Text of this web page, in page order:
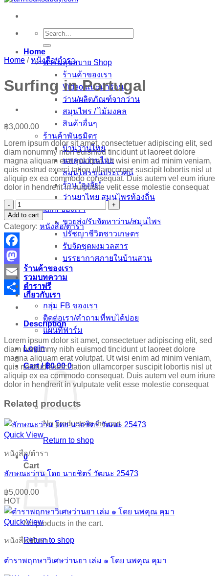
Search
for:
Home
ฟาร์มสุขสบาย Shop
ร้านค้าของเรา
Video แนะนำร้าน
ว่าน/ผลิตภัณฑ์จากว่าน
สมุนไพร / ไม้มงคล
สินค้าอื่นๆ
ร้านค้าพันธมิตร
บ้านว่านไทย
นพคุณว่านไทย
สมุนไพรขุนประเวศน์
ร้าน “ลุงจัย”
ว่านยาไทย สมุนไพรท้องถิ่น
farm ของเรา
ขายส่ง/รับจัดหาว่าน/สมุนไพร
ปรัชญาชีวิตชาวเกษตร
รับจัดชุดผงมวลสาร
บรรยากาศภายในบ้านสวน
ร้านค้าของเรา
รวมบทความ
ตำราฟรี
เกี่ยวกับเรา
กลุ่ม FB ของเรา
ติดต่อเรา/คำถามที่พบได้บ่อย
แผนที่ฟาร์ม
Login
Cart /฿0.00 0
No products in the cart.
Return to shop
0
Cart
No products in the cart.
Return to shop
Home / หนังสือ/ตำรา
Surfing in Portugal
฿3,000.00
Lorem ipsum dolor sit amet, consectetuer adipiscing elit, sed
diam nonummy nibh euismod tincidunt ut laoreet dolore
magna aliquam erat volutpat. Ut wisi enim ad minim veniam,
quis nostrud exerci tation ullamcorper suscipit lobortis nisl ut
aliquip ex ea commodo consequat. Duis autem vel eum iriure
dolor in hendrerit in vulputate velit esse molestie consequat
Surfing
in
Portugal
quantity
Add to cart
Category: หนังสือ/ตำรา
Facebook
Mastodon
Email
Description
Lorem ipsum dolor sit amet, consectetuer adipiscing elit, sed
diam nonummy nibh euismod tincidunt ut laoreet dolore
magna aliquam erat volutpat. Ut wisi enim ad minim veniam,
quis nostrud exerci tation ullamcorper suscipit lobortis nisl ut
aliquip ex ea commodo consequat. Duis autem vel eum iriure
dolor in hendrerit in vulputate velit esse molestie consequat
Related products
Quick View
หนังสือ/ตำรา
ลักษณะว่าน โดย นายชิตร์ วัฒนะ 25473
฿5,000.00
HOT
Quick View
หนังสือ/ตำรา
ตำราพฤกษาวิเศษว่านยา เล่ม ๑ โดย นพคุณ คุมา